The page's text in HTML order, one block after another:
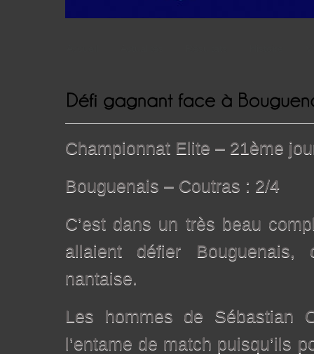
Championnat Elite – 21ème
Bouguenais – Coutras : 2/4
C’est dans un très beau
allaient défier
nantaise.
Les hommes de Sébastian
l’entame de match puisqu’ils